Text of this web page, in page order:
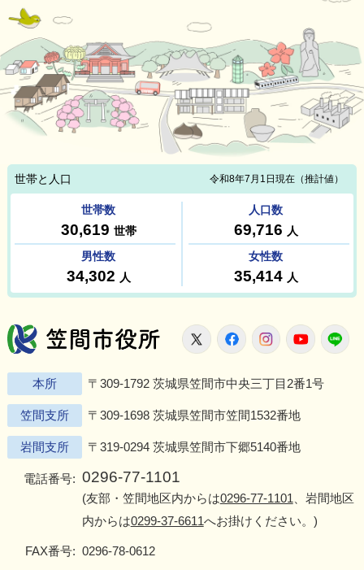
笠間市役所
X FacebookInstagram
本所 〒309-1792 茨城県笠間市中央三丁目2番1号
笠間支所 〒309-1698 茨城県笠間市笠間1532番地
岩間支所 〒319-0294 茨城県笠間市下郷5140番地
電話番号: 0296-77-1101
(友部・笠間地区内からは0296-77-1101 、岩間地区
内からは0299-37-6611へお掛けください。)
FAX番号: 0296-78-0612